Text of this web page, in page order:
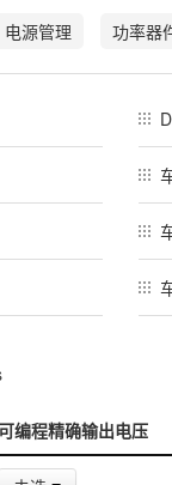
电源管理 功率器
编程精确输出电压